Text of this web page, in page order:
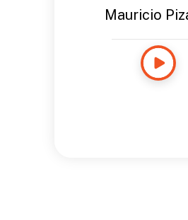
Mauricio